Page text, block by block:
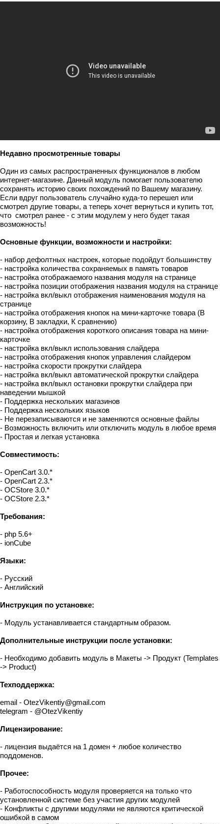
Недавно просмотренные товары
Один из самых распространенных функционалов в любом
интернет-магазине. Данный модуль помогает пользователю
сохранять историю своих похождений по Вашему магазину.
Если вдруг пользователь случайно куда-то перешел или
смотрел другие товары, а теперь хочет вернуться и купить тот,
что смотрел ранее - с этим модулем у него будет такая
возможность!
Основные функции, возможности и настройки:
- набор дефолтных настроек, которые подойдут большинству
- настройка количества сохраняемых в память товаров
- настройка отображаемого названия модуля на странице
- настройка позиции отображения названия модуля на странице
- настройка вкл/выкл отображения наименования модуля на
странице
- настройка отображения кнопок на мини-карточке товара (В
корзину, В закладки, К сравнению)
- настройка отображения короткого описания товара на мини-
карточке
- настройка вкл/выкл использования слайдера
- настройка отображения кнопок управления слайдером
- настройка скорости прокрутки слайдера
- настройка вкл/выкл автоматической прокрутки слайдера
- настройка вкл/выкл остановки прокрутки слайдера при
наведении мышкой
- Поддержка нескольких магазинов
- Поддержка нескольких языков
- Не перезаписываются и не заменяются основные файлы
- Возможность включить или отключить модуль в любое время
- Простая и легкая установка
Совместимость:
- OpenCart 3.0.*
- OpenCart 2.3.*
- OCStore 3.0.*
- OCStore 2.3.*
Требования:
- php 5.6+
- ionCube
Языки:
- Русский
- Английский
Инструкция по установке:
- Модуль устанавливается стандартным образом.
Дополнительные инструкции после установки:
- Необходимо добавить модуль в Макеты -> Продукт (Templates
-> Product)
Техподдержка:
email - OtezVikentiy@gmail.com
telegram - @OtezVikentiy
Лицензирование:
- лицензия выдаётся на 1 домен + любое количество
поддоменов.
Прочее:
- Работоспособность модуля проверяется на только что
установленной системе без участия других модулей
- Конфликты с другими модулями не являются критической
ошибкой в самом